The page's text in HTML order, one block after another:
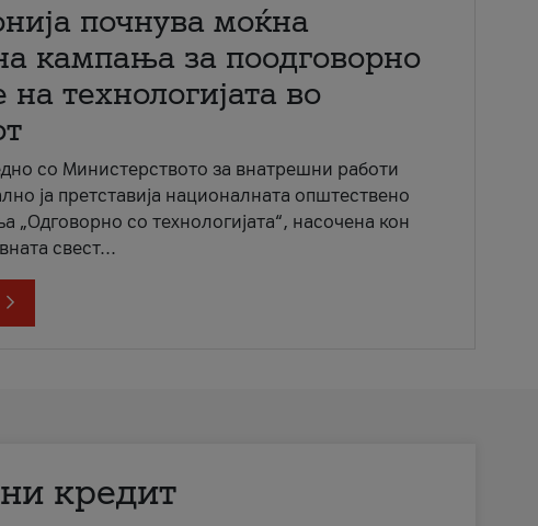
почнува моќна
кампања за поодговорно
технологијата во
со Министерството за внатрешни работи
ја претставија националната општествено
„Одговорно со технологијата“, насочена кон
свест...
кредит